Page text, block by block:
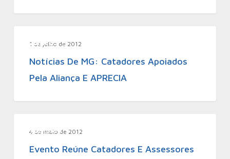
Aliadas
1 de julho de 2012
Notícias De MG: Catadores Apoiados
Pela Aliança E APRECIA
Notícias
4 de maio de 2012
Evento Reúne Catadores E Assessores